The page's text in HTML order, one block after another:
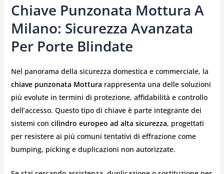
Chiave Punzonata Mottura A
Milano: Sicurezza Avanzata
Per Porte Blindate
Nel panorama della sicurezza domestica e commerciale, la
chiave punzonata Mottura rappresenta una delle soluzioni
più evolute in termini di protezione, affidabilità e controllo
dell’accesso. Questo tipo di chiave è parte integrante dei
sistemi con cilindro europeo ad alta sicurezza, progettati
per resistere ai più comuni tentativi di effrazione come
bumping, picking e duplicazioni non autorizzate.